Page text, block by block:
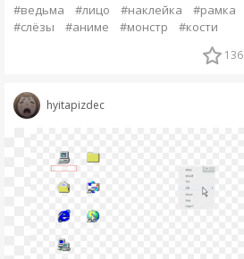
#ведьма #лицо #наклейка
#рамка
#слёзы
#аниме #монстр #кости
136
hyitapizdec